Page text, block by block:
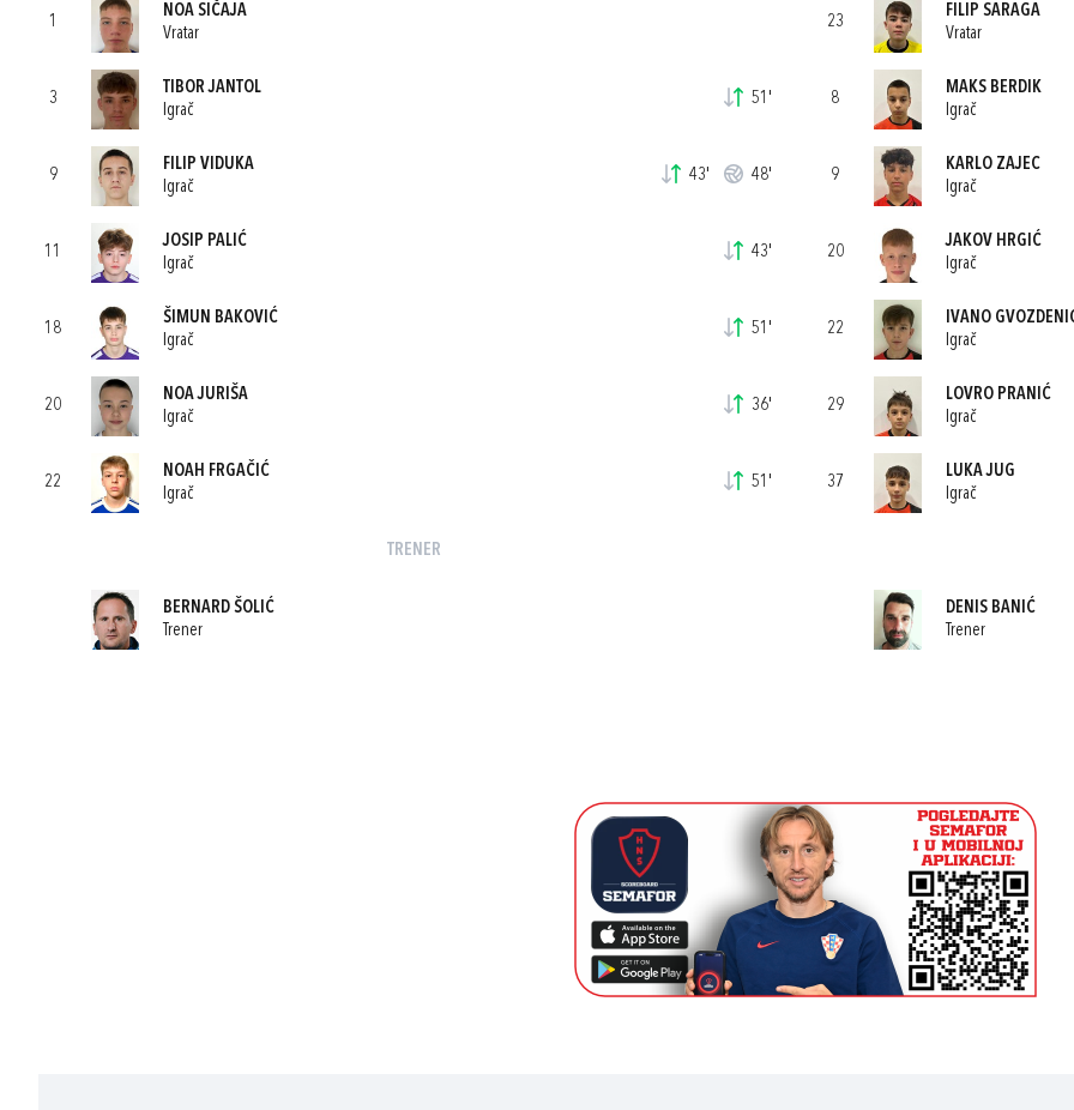
1
NOA SIČAJA
Vratar
3
TIBOR JANTOL
Igrač
51'
9
FILIP VIDUKA
Igrač
43' 48'
11
JOSIP PALIĆ
Igrač
43'
18
ŠIMUN BAKOVIĆ
Igrač
51'
20
NOA JURIŠA
Igrač
36'
22
NOAH FRGAČIĆ
Igrač
51'
TRENER
BERNARD ŠOLIĆ
Trener
23
FILIP SARAGA
Vratar
8
MAKS BERDIK
Igrač
9
KARLO ZAJEC
Igrač
20
JAKOV HRGIĆ
Igrač
22
IVANO
Igrač
29
LOVRO PRANIĆ
Igrač
37
LUKA JUG
Igrač
DENIS BANIĆ
Trener